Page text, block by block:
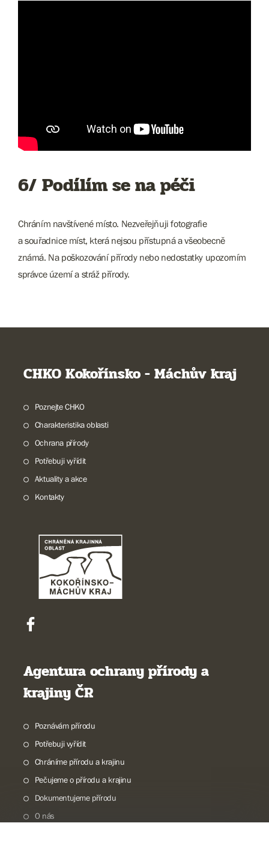
6/ Podílím se na péči
Chráním navštívené místo. Nezveřejňuji fotografie
a souřadnice míst, která nejsou přístupná a všeobecně
známá. Na poškozování přírody nebo nedostatky upozorním
správce území a stráž přírody.
CHKO Kokořínsko - Máchův kraj
Poznejte CHKO
Charakteristika oblasti
Ochrana přírody
Potřebuji vyřídit
Aktuality a akce
Kontakty
Agentura ochrany přírody a
krajiny ČR
Poznávám přírodu
Potřebuji vyřídit
Chráníme přírodu a krajinu
Pečujeme o přírodu a krajinu
Dokumentujeme přírodu
O nás